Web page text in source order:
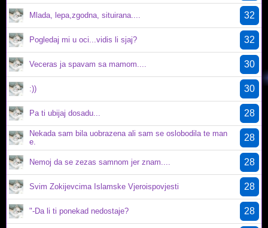
Mlada, lepa,zgodna, situirana.... 32
Pogledaj mi u oci...vidis li sjaj? 32
Veceras ja spavam sa mamom.... 30
:)) 30
Pa ti ubijaj dosadu... 28
Nekada sam bila uobrazena ali sam se oslobodila te man
e.
28
Nemoj da se zezas samnom jer znam.... 28
Svim Zokijevcima Islamske Vjeroispovjesti 28
"-Da li ti ponekad nedostaje? 28